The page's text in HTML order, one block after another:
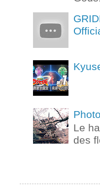
Le
des